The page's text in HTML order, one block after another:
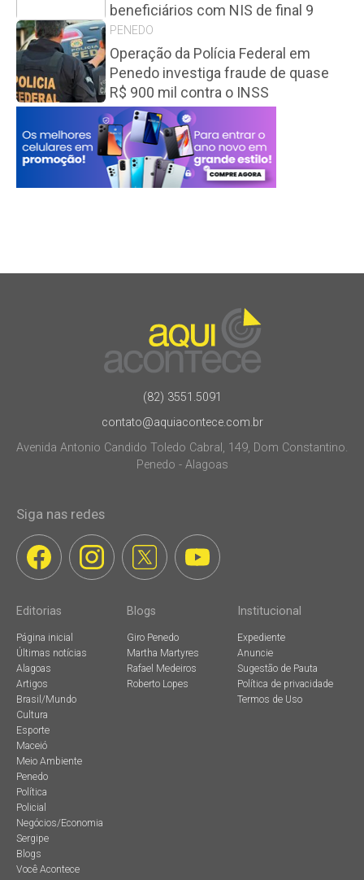
beneficiários com NIS de final 9
PENEDO
Operação da Polícia Federal em
Penedo investiga fraude de quase
R$ 900 mil contra o INSS
(82) 3551.5091
contato@aquiacontece.com.br
Avenida Antonio Candido Toledo Cabral, 149, Dom Constantino.
Penedo - Alagoas
Siga nas redes
Editorias
Página inicial
Últimas notícias
Alagoas
Artigos
Brasil/Mundo
Cultura
Esporte
Maceió
Meio Ambiente
Penedo
Política
Policial
Negócios/Economia
Sergipe
Blogs
Você Acontece
Blogs
Giro Penedo
Martha Martyres
Rafael Medeiros
Roberto Lopes
Institucional
Expediente
Anuncie
Sugestão de Pauta
Política de privacidade
Termos de Uso